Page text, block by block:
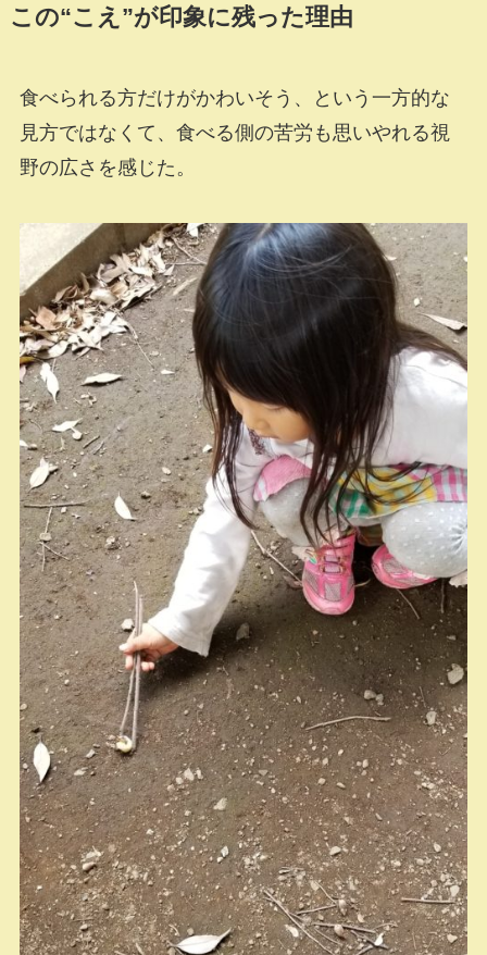
この“こえ”が印象に残った理由
食べられる方だけがかわいそう、という一方的な
見方ではなくて、食べる側の苦労も思いやれる視
野の広さを感じた。